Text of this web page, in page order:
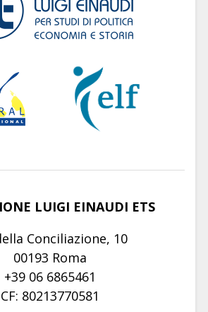
LUIGI EINAUDI ETS
Conciliazione, 10
00193 Roma
+39 06 6865461
CF: 80213770581